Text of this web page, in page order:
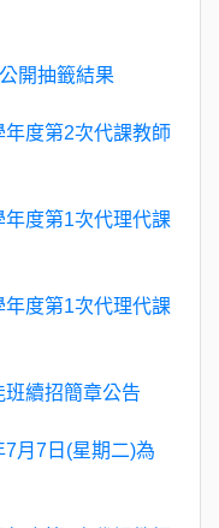
開抽籤結果
度第2次代課教師
度第1次代理代課
度第1次代理代課
續招簡章公告
7月7日(星期二)為